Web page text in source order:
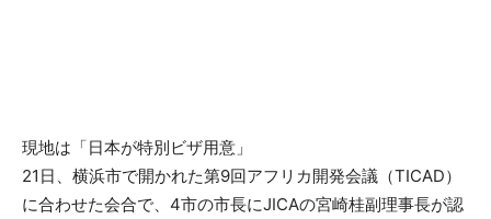
現地は「日本が特別ビザ用意」
21日、横浜市で開かれた第9回アフリカ開発会議（TICAD）
に合わせた会合で、4市の市長にJICAの宮崎桂副理事長が認